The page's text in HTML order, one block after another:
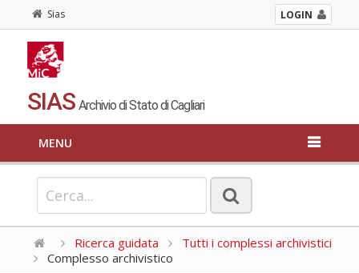
Sias LOGIN
SIAS Archivio di Stato di Cagliari
MENU
Ricerca guidata
Tutti i complessi archivistici
Complesso archivistico